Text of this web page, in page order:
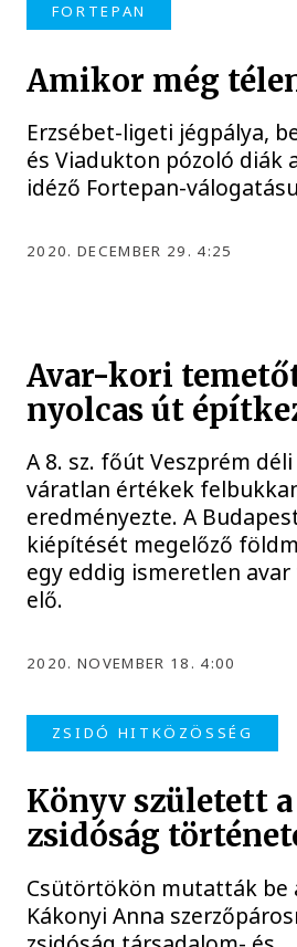
FORTEPAN
Amikor még
Erzsébet-ligeti jégpálya,
és Viadukton pózoló diák
idéző Fortepan-
2020. DECEMBER 29. 4:25
Avar-kori
nyolcas út
A 8. sz. főút Veszprém
váratlan értékek
eredményezte. A
kiépítését megelőző
egy eddig ismeretlen
elő.
2020. NOVEMBER 18. 4:00
ZSIDÓ HITKÖZÖSSÉG
Könyv született
zsidóság
Csütörtökön mutatták be
Kákonyi Anna